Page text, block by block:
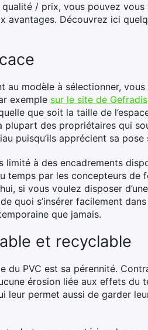
/ prix, vous pouvez
avantages. Découvrez ici
au modèle à sélectionner,
exemple sur le site de Gefradis
que soit la taille de
plupart des propriétaires qui
puisqu’ils apprécient sa pose
limité à des encadrements
temps par les concepteurs de
si vous voulez disposer
quoi s’insérer facilement
que jamais.
et recyclable
du PVC est sa pérennité.
érosion liée aux effets du
leur permet aussi de garder